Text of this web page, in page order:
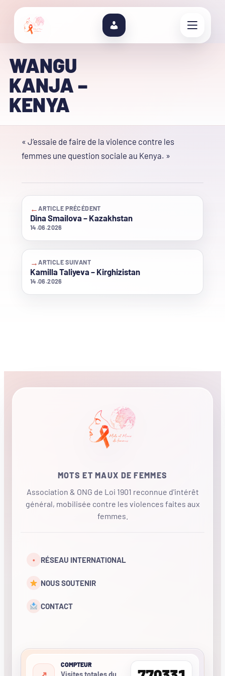
WANGU
KANJA –
KENYA
« J’essaie de faire de la violence contre les
femmes une question sociale au Kenya. »
←ARTICLE PRÉCÉDENT
Dina Smailova – Kazakhstan
14.06.2026
→ARTICLE SUIVANT
Kamilla Taliyeva – Kirghizistan
14.06.2026
MOTS ET MAUX DE FEMMES
Association & ONG de Loi 1901 reconnue d'intérêt
général, mobilisée contre les violences faites aux
femmes.
• RÉSEAU INTERNATIONAL
NOUS SOUTENIR
CONTACT
COMPTEUR
Visites totales du